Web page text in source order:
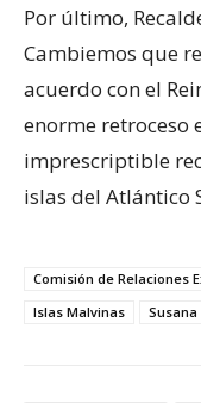
Por último,
Cambiemos que
acuerdo con el
enorme retroceso
imprescriptible
islas del Atlántico
Comisión de Relaciones
Islas Malvinas